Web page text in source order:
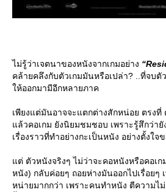
ไม่รู้ว่าเจตนาของหนังจากเกมอย่าง
คล้ายคลึงกับตัวเกมมันหรือเปล่า? ..ที่จบตั
ห้ออกมามีอีกหลายภาค
เพียงแต่มันอาจจะแตกต่างสักหน่อย ตรงที่
ล้วคอเกม ยังนิยมชมชอบ เพราะรู้สึกว่ายั
เรื่องราวที่ทำอย่างกะเป็นหนัง อย่างตั้งใจ
ต่ ตัวหนังจริงๆ ไม่ว่าจะคอหนังหรือคอเ
หนัง) กลับค่อยๆ ถอยห่างมันออกไปเรื่อยๆ
หน่ายมากกว่า เพราะคนทำหนัง ตีความไม่